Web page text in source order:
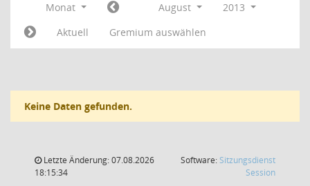
Monat August
2013
Aktuell
Gremium auswählen
Keine Daten gefunden.
Letzte Änderung: 07.08.2026
18:15:34
Software: Sitzungsdienst
Session(Wird in